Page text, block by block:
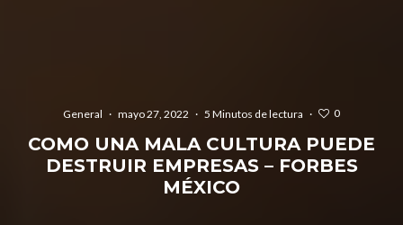
General · mayo 27, 2022 · 5 Minutos de lectura · 0
COMO UNA MALA CULTURA PUEDE
DESTRUIR EMPRESAS – FORBES
MÉXICO